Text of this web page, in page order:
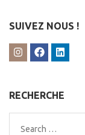
SUIVEZ NOUS !
RECHERCHE
Search